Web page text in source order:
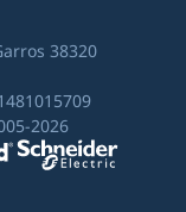
38320
2026